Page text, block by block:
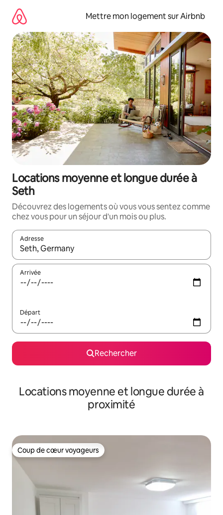
directement
contenu
Mettre mon logement sur Airbnb
Locations moyenne et longue durée à
Seth
Découvrez des logements où vous vous sentez comme
chez vous pour un séjour d'un mois ou plus.
Adresse
Lorsque les résultats s'affichent, utilisez les flèches vers le
Arrivée
Départ
Rechercher
Locations moyenne et longue durée à
proximité
Coup de cœur voyageurs
Coup de cœur voyageurs